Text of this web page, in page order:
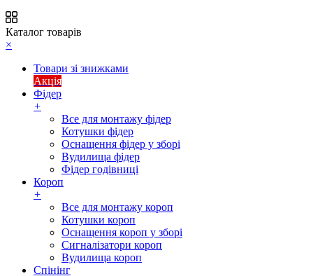
Каталог товарів
×
Товари зі знижками
Акція
Фідер
+
Все для монтажу фідер
Котушки фідер
Оснащення фідер у зборі
Вудилища фідер
Фідер годівниці
Короп
+
Все для монтажу короп
Котушки короп
Оснащення короп у зборі
Сигналізатори короп
Вудилища короп
Спінінг